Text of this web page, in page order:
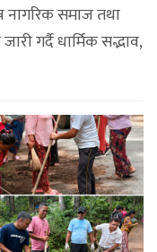
नागरिक समाज तथा
गर्दै धार्मिक सद्भाव,
सबै पक्षलाई संयमता